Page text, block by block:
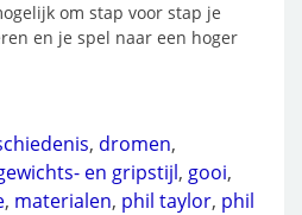
om stap voor stap je
en je spel naar een hoger
, dromen,
en gripstijl, gooi,
, materialen, phil taylor, phil